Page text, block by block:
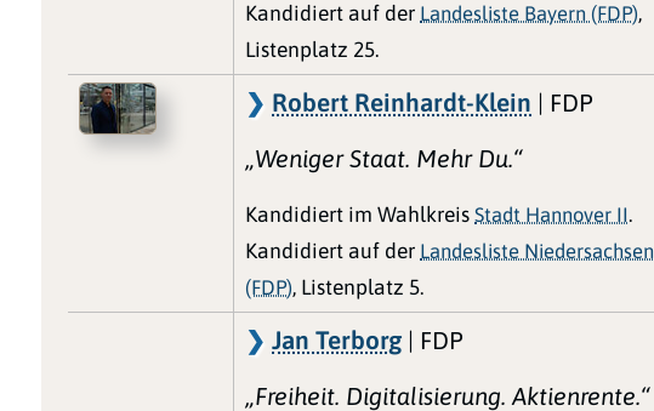
Kandidiert auf der Landesliste Bayern (FDP),
Listenplatz 25.
Robert Reinhardt-Klein | FDP
„Weniger Staat. Mehr Du.“
Kandidiert im WahlkreisStadt Hannover II.
Kandidiert auf der Landesliste Niedersachsen
(FDP), Listenplatz 5.
Jan Terborg | FDP
„Freiheit. Digitalisierung. Aktienrente.“